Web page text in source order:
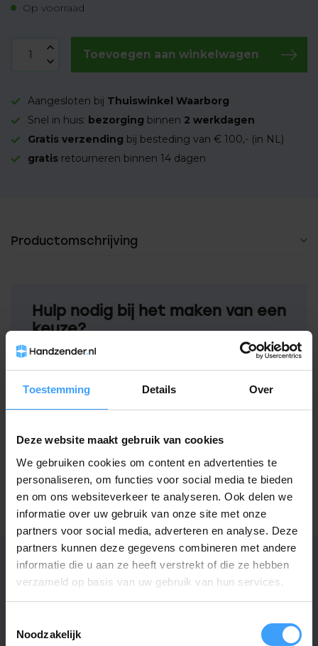
Toestemming Details Over
Deze website maakt gebruik van cookies
We gebruiken cookies om content en advertenties te
personaliseren, om functies voor social media te bieden
en om ons websiteverkeer te analyseren. Ook delen we
informatie over uw gebruik van onze site met onze
partners voor social media, adverteren en analyse. Deze
partners kunnen deze gegevens combineren met andere
informatie die u aan ze heeft verstrekt of die ze hebben
verzameld op basis van uw gebruik van hun services.
Noodzakelijk
Op voorraad
Toevoegen aan winkelwagen
Aangesloten bij Thuiswinkel Waarborg
Snel in huis: bezorging binnen 2 werkdagen
Gratis verzending bij besteding van € 100,- (in NL)
gratis retourneren binnen 14 dagen
Productomschrijving
Hulp nodig bij het maken van een
keuze?
Neem contact op met een van onze
medewerkers
Vraag het de expert
Gerelateerde producten
TypeError: Failed to fetch
https://www.handzender.nl/beninca/
Specificaties
Artikelnummer